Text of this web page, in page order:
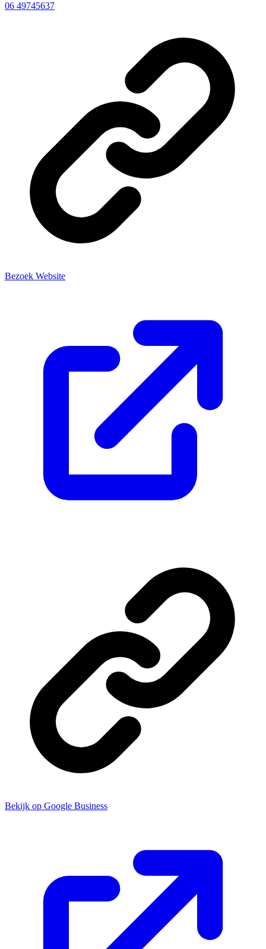
06 49745637
Bezoek Website
Bekijk op Google Business